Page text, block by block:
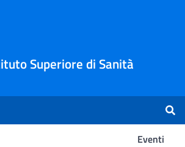
Superiore di Sanità
Eventi